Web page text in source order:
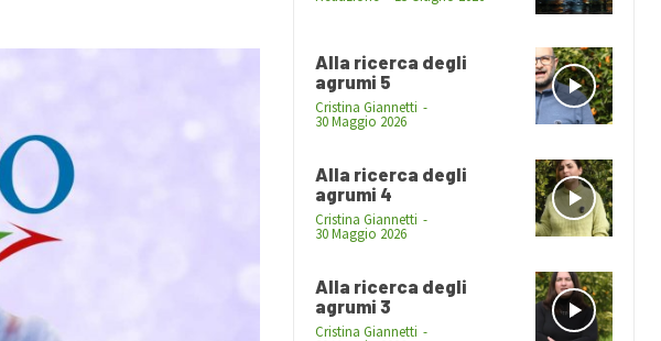
Alla ricerca degli
agrumi 5
Cristina Giannetti -
30 Maggio 2026
Alla ricerca degli
agrumi 4
Cristina Giannetti -
30 Maggio 2026
Alla ricerca degli
agrumi 3
Cristina Giannetti -